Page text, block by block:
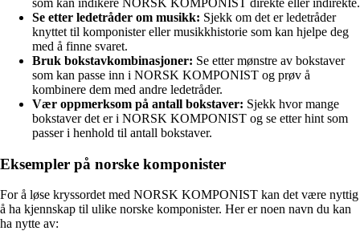
Se etter ledetråder om musikk: Sjekk om det er ledetråder
knyttet til komponister eller musikkhistorie som kan hjelpe deg
med å finne svaret.
Bruk bokstavkombinasjoner: Se etter mønstre av bokstaver
som kan passe inn i NORSK KOMPONIST og prøv å
kombinere dem med andre ledetråder.
Vær oppmerksom på antall bokstaver: Sjekk hvor mange
bokstaver det er i NORSK KOMPONIST og se etter hint som
passer i henhold til antall bokstaver.
Eksempler på norske komponister
For å løse kryssordet med NORSK KOMPONIST kan det være nyttig
å ha kjennskap til ulike norske komponister. Her er noen navn du kan
ha nytte av: